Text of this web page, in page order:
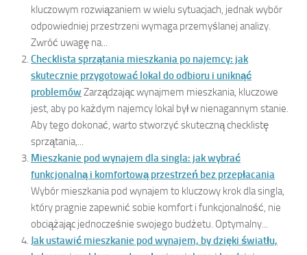
kluczowym rozwiązaniem w wielu sytuacjach, jednak wybór
odpowiedniej przestrzeni wymaga przemyślanej analizy.
Zwróć uwagę na...
Checklista sprzątania mieszkania po najemcy: jak
skutecznie przygotować lokal do odbioru i uniknąć
problemów Zarządzając wynajmem mieszkania, kluczowe
jest, aby po każdym najemcy lokal był w nienagannym stanie.
Aby tego dokonać, warto stworzyć skuteczną checklistę
sprzątania,...
Mieszkanie pod wynajem dla singla: jak wybrać
funkcjonalną i komfortową przestrzeń bez przepłacania
Wybór mieszkania pod wynajem to kluczowy krok dla singla,
który pragnie zapewnić sobie komfort i funkcjonalność, nie
obciążając jednocześnie swojego budżetu. Optymalny...
Jak ustawić mieszkanie pod wynajem, by dzięki światłu,